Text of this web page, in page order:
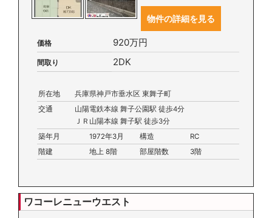
物件の詳細を見る
価格 920万円
間取り 2DK
所在地
兵庫県神戸市垂水区 東舞子町
交通
山陽電鉄本線 舞子公園駅 徒歩4分
ＪＲ山陽本線 舞子駅 徒歩3分
築年月
1972年3月 構造
RC
階建
地上 8階 部屋階数 3階
ワコーレニューウエスト